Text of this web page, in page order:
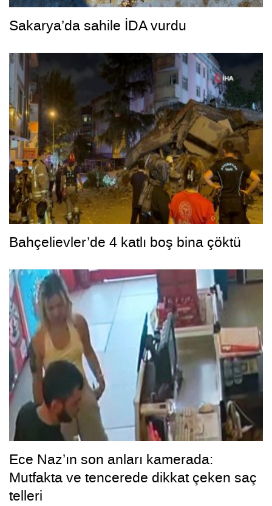
Sakarya’da sahile İDA vurdu
Bahçelievler’de 4 katlı boş bina çöktü
Ece Naz’ın son anları kamerada:
Mutfakta ve tencerede dikkat çeken saç
telleri